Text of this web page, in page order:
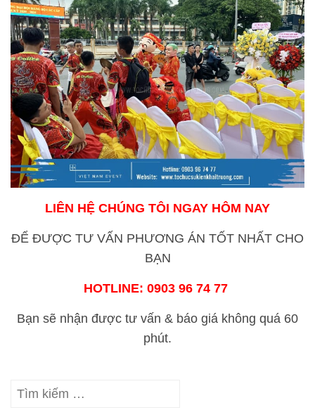
LIÊN HỆ CHÚNG TÔI NGAY HÔM NAY
ĐỂ ĐƯỢC TƯ VẤN PHƯƠNG ÁN TỐT NHẤT CHO
BẠN
HOTLINE: 0903 96 74 77
Bạn sẽ nhận được tư vấn & báo giá không quá 60
phút.
Tìm